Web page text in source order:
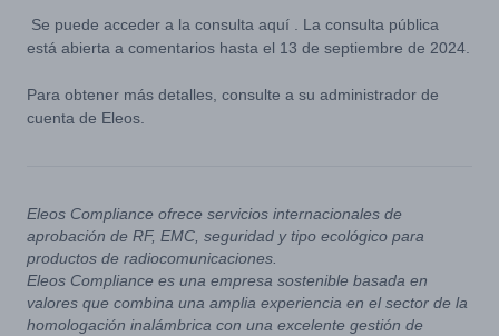
Se puede acceder a la consulta aquí . La consulta pública
está abierta a comentarios hasta el 13 de septiembre de 2024.
Para obtener más detalles, consulte a su administrador de
cuenta de Eleos.
Eleos Compliance ofrece servicios internacionales de
aprobación de RF, EMC, seguridad y tipo ecológico para
productos de radiocomunicaciones.
Eleos Compliance es una empresa sostenible basada en
valores que combina una amplia experiencia en el sector de la
homologación inalámbrica con una excelente gestión de